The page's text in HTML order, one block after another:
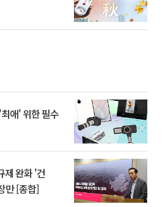
애' 위한 필수
제 완화 '건
만 [종합]